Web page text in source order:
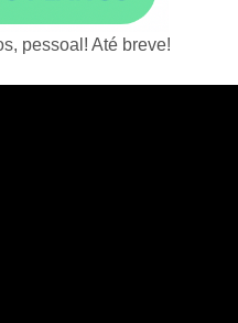
pessoal! Até breve!